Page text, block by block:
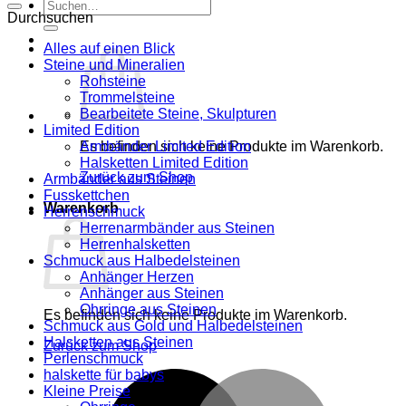
Suche
nach:
Es befinden sich keine Produkte im Warenkorb.
Zurück zum Shop
Warenkorb
Es befinden sich keine Produkte im Warenkorb.
Zurück zum Shop
Durchsuchen
Alles auf einen Blick
Steine und Mineralien
Rohsteine
Trommelsteine
Bearbeitete Steine, Skulpturen
Limited Edition
Armbänder Limited Edition
Halsketten Limited Edition
Armbänder aus Steinen
Fusskettchen
Herrenschmuck
Herrenarmbänder aus Steinen
Herrenhalsketten
Schmuck aus Halbedelsteinen
Anhänger Herzen
Anhänger aus Steinen
Ohrringe aus Steinen
Schmuck aus Gold und Halbedelsteinen
Halsketten aus Steinen
Perlenschmuck
halskette für babys
Kleine Preise